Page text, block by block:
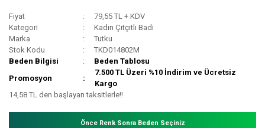
Fiyat
79,55 TL + KDV
Kategori
Kadın Çıtçıtlı Badi
Marka
Tutku
Stok Kodu
TKD014802M
Beden Bilgisi
Beden Tablosu
Promosyon
7.500 TL Üzeri %10 İndirim ve Ücretsiz
Kargo
14,58 TL den başlayan taksitlerle!!
Önce Renk Sonra Beden Seçiniz